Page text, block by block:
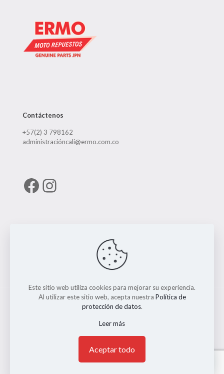
Contáctenos
+57(2) 3 798162
administracióncali@ermo.com.co
Facebook
Instagram
© 2026 ERMO MOTO REPUESTOS. Todos los Derechos
Reservados. || Implementado porAndrés Escobar
Este sitio web utiliza cookies para mejorar su experiencia.
Al utilizar este sitio web, acepta nuestra Política de
protección de datos.
Leer más
Aceptar todo